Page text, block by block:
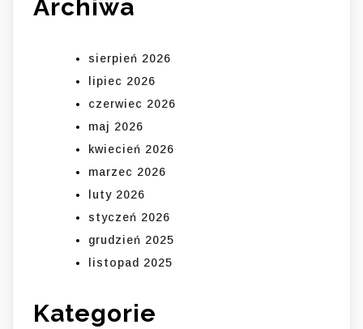
Archiwa
sierpień 2026
lipiec 2026
czerwiec 2026
maj 2026
kwiecień 2026
marzec 2026
luty 2026
styczeń 2026
grudzień 2025
listopad 2025
Kategorie